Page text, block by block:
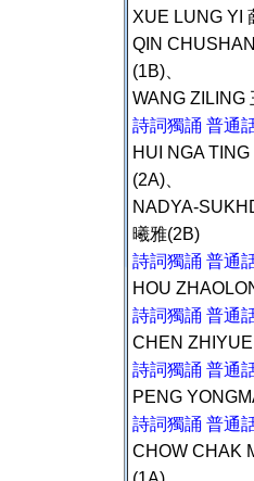
XUE LUNG YI
QIN
(1B)、
WANG ZILING
詩詞獨誦 普通
HUI NGA
(2A)、
NADYA-
曦雅(2B)
詩詞獨誦 普通
HOU
詩詞獨誦 普通
CHEN
詩詞獨誦 普通
PENG
詩詞獨誦 普通
CHOW CHAK